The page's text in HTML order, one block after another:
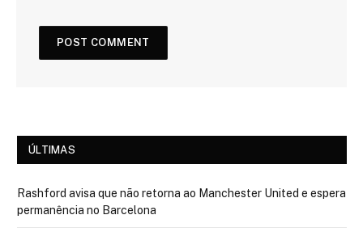
ÚLTIMAS
Rashford avisa que não retorna ao Manchester United e espera
permanência no Barcelona